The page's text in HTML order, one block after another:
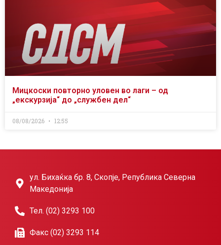
Мицкоски повторно уловен во лаги – од
„екскурзија“ до „службен дел“
08/08/2026 12:55
ул. Бихаќка бр. 8, Скопје, Република Северна
Македонија
Тел. (02) 3293 100
Факс (02) 3293 114